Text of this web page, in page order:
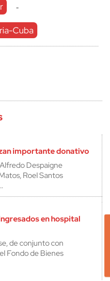
-
Cuba
importante donativo
Despaigne
Roel Santos
en hospital
de conjunto con
Fondo de Bienes